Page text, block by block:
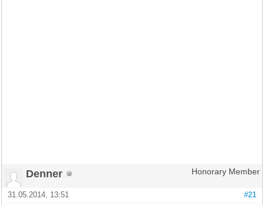
Denner Honorary Member
#21
31.05.2014, 13:51